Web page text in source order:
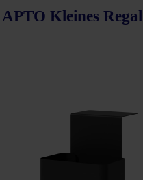
APTO Kleines Regal